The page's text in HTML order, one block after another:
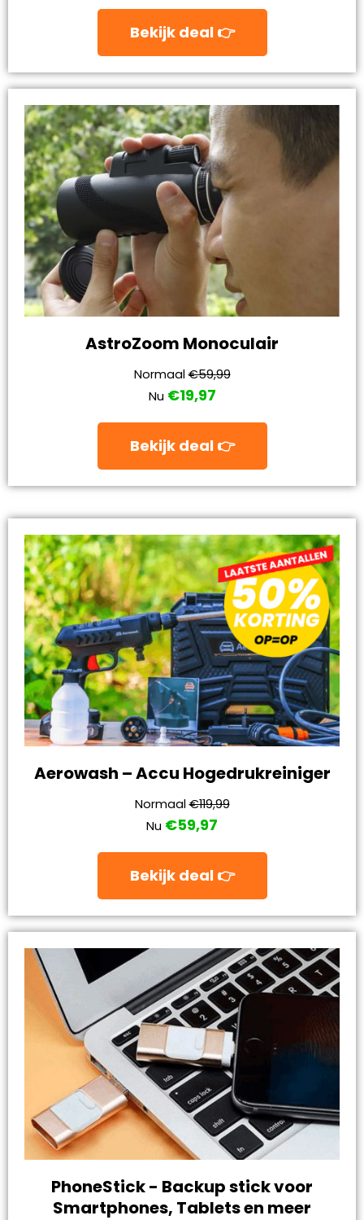
Bekijk deal 👉
AstroZoom Monoculair
Normaal€59,99
Nu €19,97
Bekijk deal 👉
Aerowash – Accu Hogedrukreiniger
Normaal€119,99
Nu €59,97
Bekijk deal 👉
PhoneStick - Backup stick voor
Smartphones, Tablets en meer